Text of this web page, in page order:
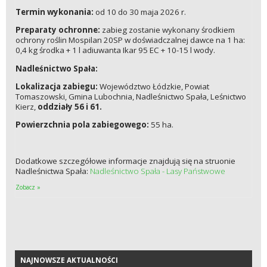
Termin wykonania: od 10 do 30 maja 2026 r.
Preparaty ochronne: zabieg zostanie wykonany środkiem
ochrony roślin Mospilan 20SP w doświadczalnej dawce na 1 ha:
0,4 kg środka + 1 l adiuwanta Ikar 95 EC + 10-15 l wody.
Nadleśnictwo Spała:
Lokalizacja zabiegu: Województwo Łódzkie, Powiat
Tomaszowski, Gmina Lubochnia, Nadleśnictwo Spała, Leśnictwo
Kierz, oddziały 56 i 61.
Powierzchnia pola zabiegowego: 55 ha.
Dodatkowe szczegółowe informacje znajdują się na struonie
Nadleśnictwa Spała: Nadleśnictwo Spała - Lasy Państwowe
Zobacz »
NAJNOWSZE AKTUALNOŚCI
NAJNOWSZE AKTUALNOŚCI